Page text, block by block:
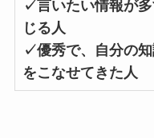
✓言いたい情報が
じる人
✓優秀で、自分の
をこなせてきた人